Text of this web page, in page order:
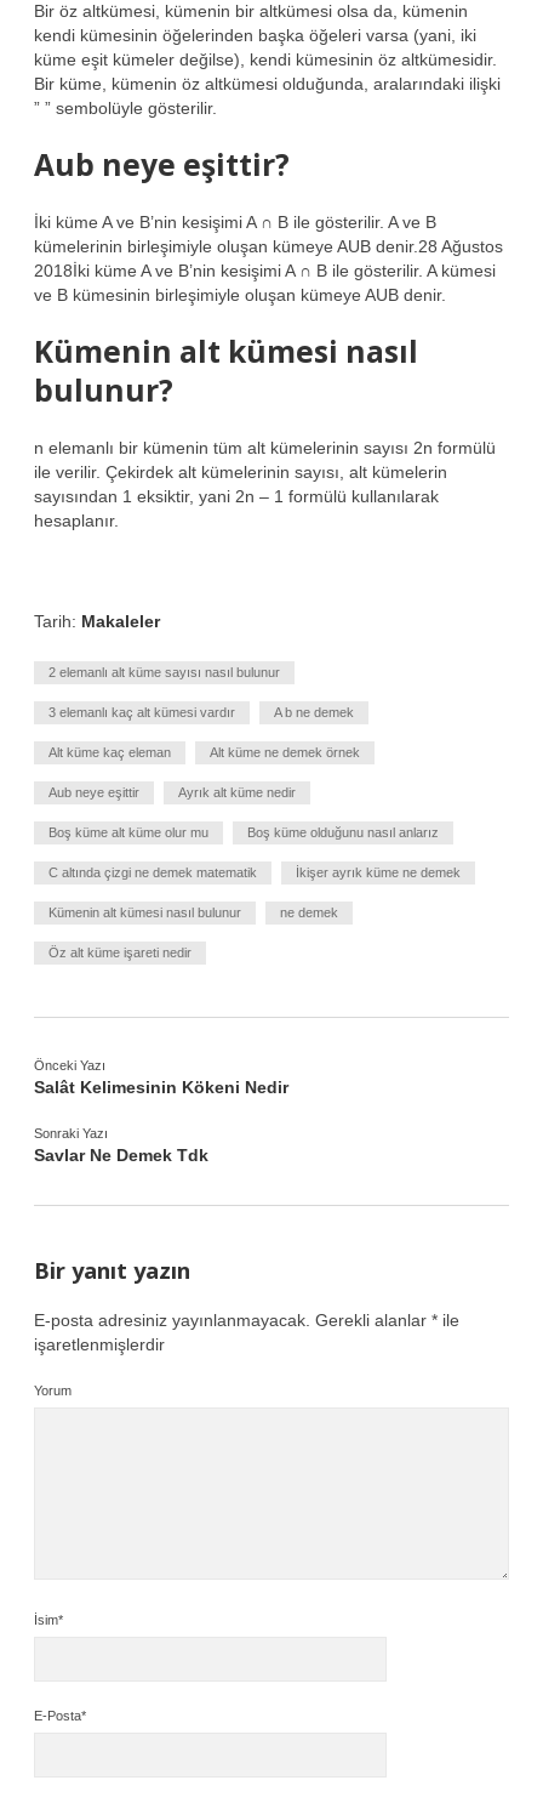
Bir öz altkümesi, kümenin bir altkümesi olsa da, kümenin
kendi kümesinin öğelerinden başka öğeleri varsa (yani, iki
küme eşit kümeler değilse), kendi kümesinin öz altkümesidir.
Bir küme, kümenin öz altkümesi olduğunda, aralarındaki ilişki
” ” sembolüyle gösterilir.
Aub neye eşittir?
İki küme A ve B’nin kesişimi A ∩ B ile gösterilir. A ve B
kümelerinin birleşimiyle oluşan kümeye AUB denir.28 Ağustos
2018İki küme A ve B’nin kesişimi A ∩ B ile gösterilir. A kümesi
ve B kümesinin birleşimiyle oluşan kümeye AUB denir.
Kümenin alt kümesi nasıl
bulunur?
n elemanlı bir kümenin tüm alt kümelerinin sayısı 2n formülü
ile verilir. Çekirdek alt kümelerinin sayısı, alt kümelerin
sayısından 1 eksiktir, yani 2n – 1 formülü kullanılarak
hesaplanır.
Tarih: Makaleler
2 elemanlı alt küme sayısı nasıl bulunur
3 elemanlı kaç alt kümesi vardır A b ne demek
Alt küme kaç eleman Alt küme ne demek örnek
Aub neye eşittir Ayrık alt küme nedir
Boş küme alt küme olur mu Boş küme olduğunu nasıl anlarız
C altında çizgi ne demek matematik İkişer ayrık küme ne demek
Kümenin alt kümesi nasıl bulunur ne demek
Öz alt küme işareti nedir
Önceki Yazı
Salât Kelimesinin Kökeni Nedir
Sonraki Yazı
Savlar Ne Demek Tdk
Bir yanıt yazın
E-posta adresiniz yayınlanmayacak. Gerekli alanlar * ile
işaretlenmişlerdir
Yorum
İsim*
E-Posta*